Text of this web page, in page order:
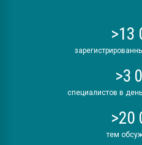
>13
>3
специалистов в
>20
тем